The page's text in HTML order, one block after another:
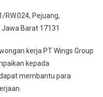
RW.024, Pejuang,
Barat 17131
kerja PT Wings Group
kepada
membantu para